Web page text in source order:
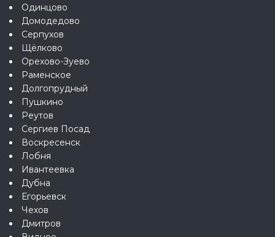
Одинцово
Домодедово
Серпухов
Щёлково
Орехово-Зуево
Раменское
Долгопрудный
Пушкино
Реутов
Сергиев Посад
Воскресенск
Лобня
Ивантеевка
Дубна
Егорьевск
Чехов
Дмитров